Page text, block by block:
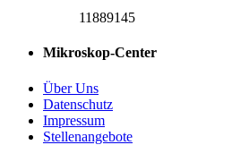
11889145
Mikroskop-Center
Über Uns
Datenschutz
Impressum
Stellenangebote